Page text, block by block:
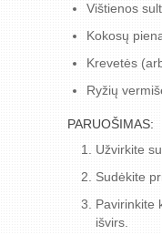
Vištienos
Kokosų
Krevetės
Ryžių
PARUOŠIMAS:
Užvirkite
Sudėkite
Pavirinkite
išvirs.